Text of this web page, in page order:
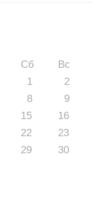
Сб
Вс
1
2
8
9
15
16
22
23
29
30